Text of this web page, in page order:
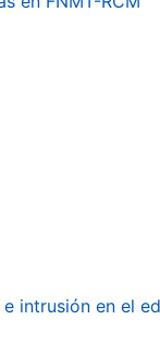
intrusión en el